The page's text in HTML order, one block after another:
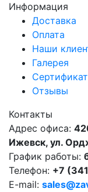
Информация
Доставка
Оплата
Наши
Галерея
Отзывы
Контакты
Адрес офиса:
Ижевск, ул.
График работы:
Телефон: +7
E-mail: